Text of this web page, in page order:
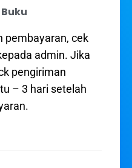
pembayaran, cek
admin. Jika
pengiriman
– 3 hari setelah